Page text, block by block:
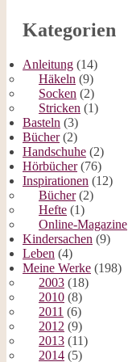
Kategorien
Anleitung (14)
Häkeln (9)
Socken (2)
Stricken (1)
Basteln (3)
Bücher(2)
Handschuhe (2)
Hörbücher(76)
Inspirationen (12)
Bücher(2)
Hefte (1)
Online-Magazine
Kindersachen (9)
Leben (4)
Meine Werke (198)
2003 (18)
2010 (8)
2011 (6)
2012 (9)
2013 (11)
2014 (5)